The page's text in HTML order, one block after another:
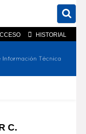
HISTORIAL
En el sitio
C.